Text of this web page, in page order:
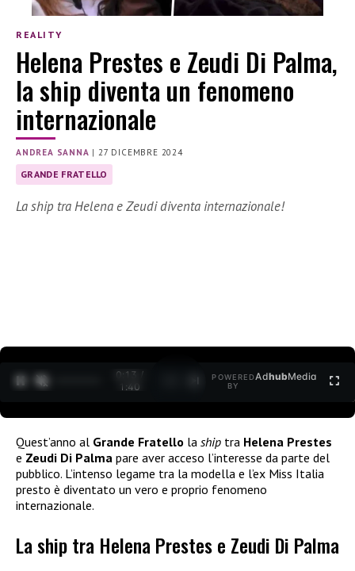
REALITY
Helena Prestes e Zeudi Di Palma,
la ship diventa un fenomeno
internazionale
ANDREA SANNA |27 DICEMBRE 2024
GRANDE FRATELLO
La ship tra Helena e Zeudi diventa internazionale!
0:14 /
1:40
POWERED
BY
AdhubMedia
Quest’anno al Grande Fratello la ship tra Helena Prestes
e Zeudi Di Palma pare aver acceso l’interesse da parte del
pubblico. L’intenso legame tra la modella e l’ex Miss Italia
presto è diventato un vero e proprio fenomeno
internazionale.
La ship tra Helena Prestes e Zeudi Di Palma